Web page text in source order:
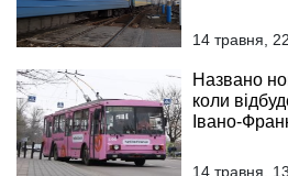
14 травня,
Названо
коли
Івано-
14 травня,